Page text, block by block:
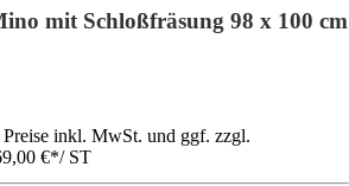
mit Schloßfräsung 98 x 100 cm
inkl. MwSt. und ggf. zzgl.
€*/ ST